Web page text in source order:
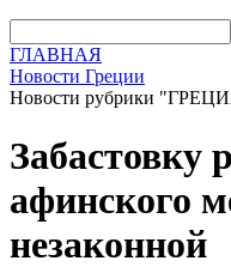
ГЛАВНАЯ
Новости Греции
Новости рубрики
Забастовку
афинского
незаконной